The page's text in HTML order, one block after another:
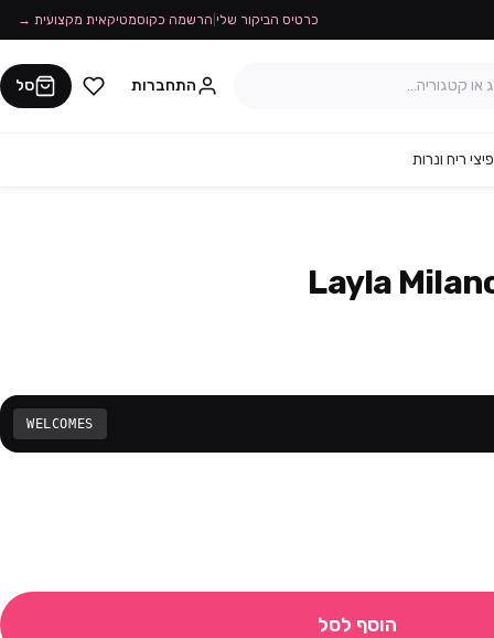
כרטיס הביקור שלי הרשמה כקוסמטיקאית מקצועית →
התחברות סל
ריח ונרות
WELCOMES
הוסף לסל